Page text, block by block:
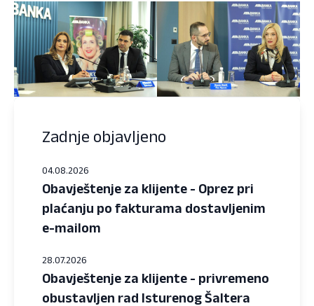
Zadnje objavljeno
04.08.2026
Obavještenje za klijente - Oprez pri
plaćanju po fakturama dostavljenim
e-mailom
28.07.2026
Obavještenje za klijente - privremeno
obustavljen rad Isturenog Šaltera